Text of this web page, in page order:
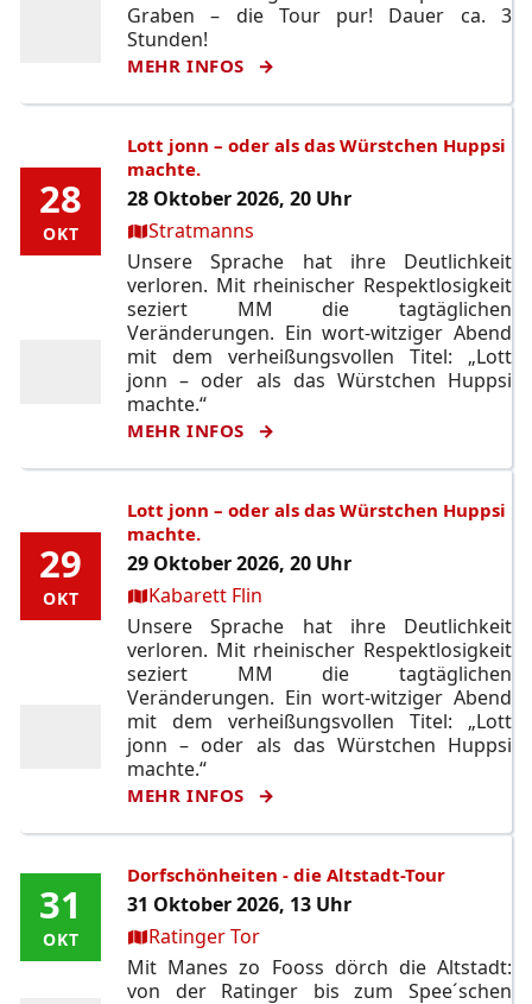
Graben – die Tour pur! Dauer ca. 3
Stunden!
MEHR INFOS
28
OKT
28
OKT
Lott jonn – oder als das Würstchen Huppsi
machte.
28 Oktober 2026, 20 Uhr
Ort:Stratmanns
Unsere Sprache hat ihre Deutlichkeit
verloren. Mit rheinischer Respektlosigkeit
seziert MM die tagtäglichen
Veränderungen. Ein wort-witziger Abend
mit dem verheißungsvollen Titel: „Lott
jonn – oder als das Würstchen Huppsi
machte.“
MEHR INFOS
29
OKT
29
OKT
Lott jonn – oder als das Würstchen Huppsi
machte.
29 Oktober 2026, 20 Uhr
Ort:Kabarett Flin
Unsere Sprache hat ihre Deutlichkeit
verloren. Mit rheinischer Respektlosigkeit
seziert MM die tagtäglichen
Veränderungen. Ein wort-witziger Abend
mit dem verheißungsvollen Titel: „Lott
jonn – oder als das Würstchen Huppsi
machte.“
MEHR INFOS
31
OKT
31
OKT
Dorfschönheiten - die Altstadt-Tour
31 Oktober 2026, 13 Uhr
Ort:Ratinger Tor
Mit Manes zo Fooss dörch die Altstadt:
von der Ratinger bis zum Spee´schen